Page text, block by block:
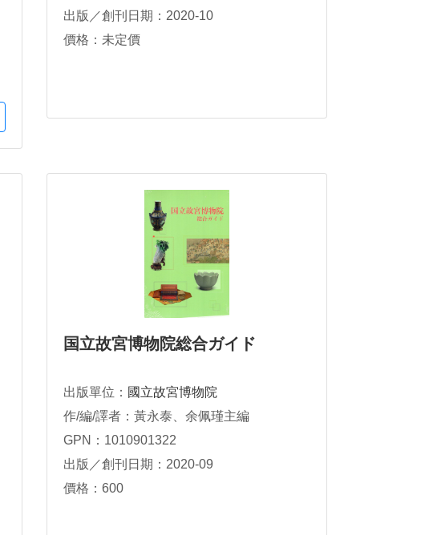
出版／創刊日期：2020-10
價格：未定價
国立故宮博物院総合ガイド
出版單位： 國立故宮博物院
作/編/譯者：黃永泰、余佩瑾主編
GPN：1010901322
出版／創刊日期：2020-09
價格：600